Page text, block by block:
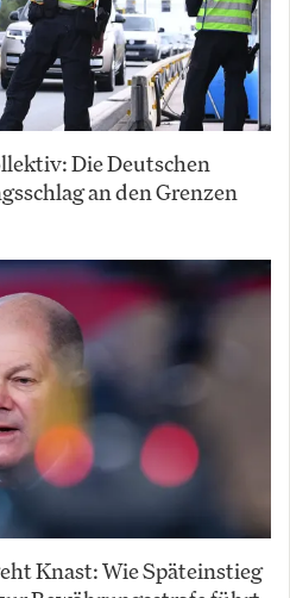
Die Deutschen
an den Grenzen
Knast: Wie Späteinstieg